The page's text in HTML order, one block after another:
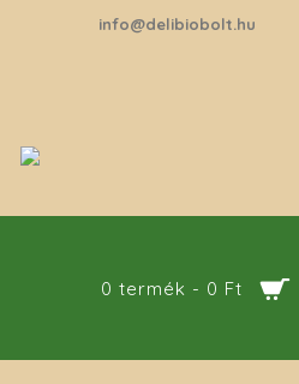
info@delibiobolt.hu
0 termék - 0 Ft